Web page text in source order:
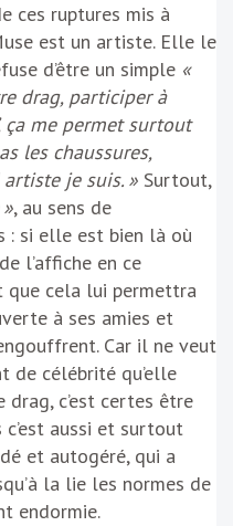
ces ruptures mis à
est un artiste. Elle le
d’être un simple «
drag, participer à
ça me permet surtout
les chaussures,
je suis. » Surtout,
, au sens de
: si elle est bien là où
l’affiche en ce
que cela lui permettra
à ses amies et
Car il ne veut
de célébrité qu’elle
drag, c’est certes être
c’est aussi et surtout
et autogéré, qui a
la lie les normes de
endormie.